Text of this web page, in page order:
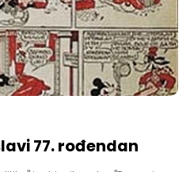
77. rođendan